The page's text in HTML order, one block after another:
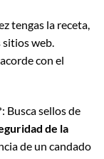
tengas la receta,
sitios web.
con el
Busca sellos de
de la
de un candado